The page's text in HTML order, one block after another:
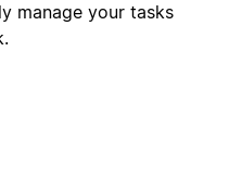
manage your tasks